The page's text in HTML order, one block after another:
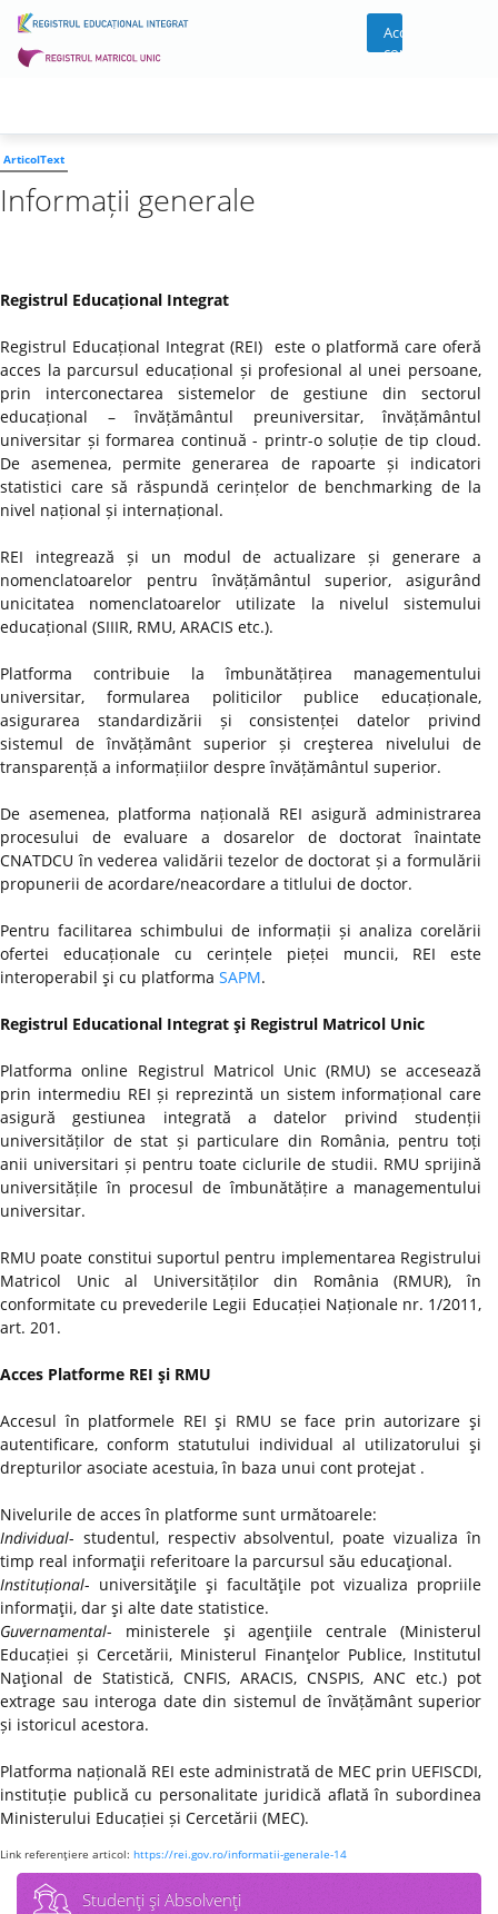
Acces
cont
ArticolText
Informații generale
Registrul Educațional Integrat
Registrul Educațional Integrat (REI) este o platformă care oferă
acces la parcursul educațional și profesional al unei persoane,
prin interconectarea sistemelor de gestiune din sectorul
educațional – învățământul preuniversitar, învățământul
universitar și formarea continuă - printr-o soluție de tip cloud.
De asemenea, permite generarea de rapoarte și indicatori
statistici care să răspundă cerințelor de benchmarking de la
nivel național și internațional.
REI integrează și un modul de actualizare și generare a
nomenclatoarelor pentru învățământul superior, asigurând
unicitatea nomenclatoarelor utilizate la nivelul sistemului
educațional (SIIIR, RMU, ARACIS etc.).
Platforma contribuie la îmbunătățirea managementului
universitar, formularea politicilor publice educaționale,
asigurarea standardizării și consistenței datelor privind
sistemul de învățământ superior și creşterea nivelului de
transparență a informațiilor despre învățământul superior.
De asemenea, platforma națională REI asigură administrarea
procesului de evaluare a dosarelor de doctorat înaintate
CNATDCU în vederea validării tezelor de doctorat și a formulării
propunerii de acordare/neacordare a titlului de doctor.
Pentru facilitarea schimbului de informații și analiza corelării
ofertei educaționale cu cerințele pieței muncii, REI este
interoperabil şi cu platforma SAPM.
Registrul Educational Integrat şi Registrul Matricol Unic
Platforma online Registrul Matricol Unic (RMU) se accesează
prin intermediu REI și reprezintă un sistem informațional care
asigură gestiunea integrată a datelor privind studenții
universităților de stat și particulare din România, pentru toți
anii universitari și pentru toate ciclurile de studii. RMU sprijină
universitățile în procesul de îmbunătățire a managementului
universitar.
RMU poate constitui suportul pentru implementarea Registrului
Matricol Unic al Universităților din România (RMUR), în
conformitate cu prevederile Legii Educației Naționale nr. 1/2011,
art. 201.
Acces Platforme REI şi RMU
Accesul în platformele REI şi RMU se face prin autorizare şi
autentificare, conform statutului individual al utilizatorului şi
drepturilor asociate acestuia, în baza unui cont protejat .
Nivelurile de acces în platforme sunt următoarele:
Individual- studentul, respectiv absolventul, poate vizualiza în
timp real informaţii referitoare la parcursul său educaţional.
Instituțional- universităţile şi facultăţile pot vizualiza propriile
informaţii, dar şi alte date statistice.
Guvernamental- ministerele şi agenţiile centrale (Ministerul
Educației și Cercetării, Ministerul Finanţelor Publice, Institutul
Naţional de Statistică, CNFIS, ARACIS, CNSPIS, ANC etc.) pot
extrage sau interoga date din sistemul de învățământ superior
și istoricul acestora.
Platforma națională REI este administrată de MEC prin UEFISCDI,
instituție publică cu personalitate juridică aflată în subordinea
Ministerului Educației și Cercetării (MEC).
Link referenţiere articol: https://rei.gov.ro/informatii-generale-14
Studenţi şi Absolvenţi